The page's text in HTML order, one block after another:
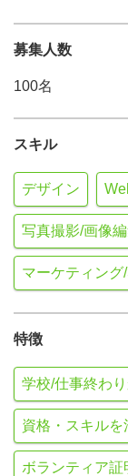
募集人数
100名
スキル
デザイン
写真撮影/画像
マーケティング
特徴
学校/仕事終わ
資格・スキルを
ボランティア証